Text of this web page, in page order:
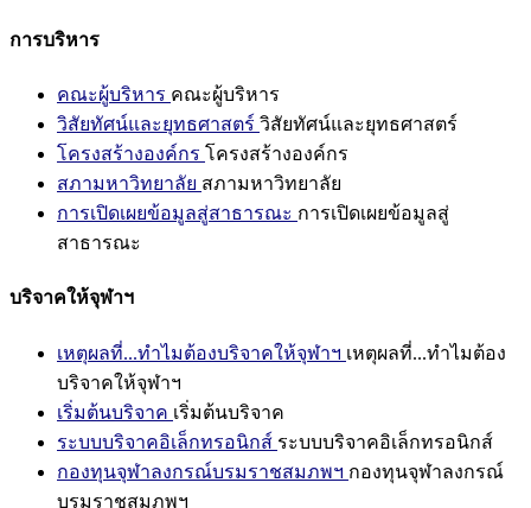
การบริหาร
คณะผู้บริหาร คณะผู้บริหาร
วิสัยทัศน์และยุทธศาสตร์ วิสัยทัศน์และยุทธศาสตร์
โครงสร้างองค์กร โครงสร้างองค์กร
สภามหาวิทยาลัย สภามหาวิทยาลัย
การเปิดเผยข้อมูลสู่สาธารณะ การเปิดเผยข้อมูลสู่
สาธารณะ
บริจาคให้จุฬาฯ
เหตุผลที่...ทำไมต้องบริจาคให้จุฬาฯ เหตุผลที่...ทำไมต้อง
บริจาคให้จุฬาฯ
เริ่มต้นบริจาค เริ่มต้นบริจาค
ระบบบริจาคอิเล็กทรอนิกส์ ระบบบริจาคอิเล็กทรอนิกส์
กองทุนจุฬาลงกรณ์บรมราชสมภพฯ กองทุนจุฬาลงกรณ์
บรมราชสมภพฯ